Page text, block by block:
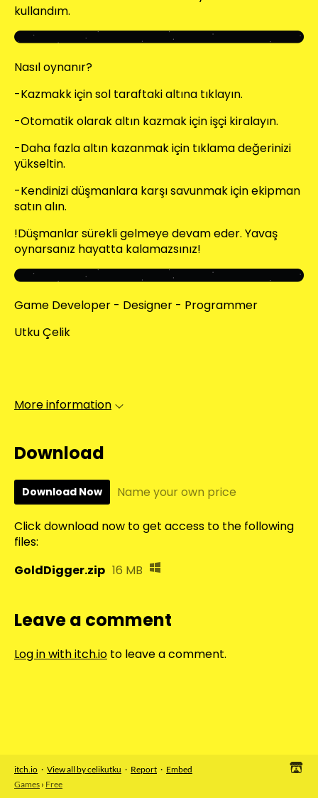
kullandım.
Nasıl oynanır?
-Kazmakk için sol taraftaki altına tıklayın.
-Otomatik olarak altın kazmak için işçi kiralayın.
-Daha fazla altın kazanmak için tıklama değerinizi
yükseltin.
-Kendinizi düşmanlara karşı savunmak için ekipman
satın alın.
!Düşmanlar sürekli gelmeye devam eder. Yavaş
oynarsanız hayatta kalamazsınız!
Game Developer - Designer - Programmer
Utku Çelik
More information
Download
Download Now Name your own price
Click download now to get access to the following
files:
GoldDigger.zip 16 MB
Leave a comment
Log in with itch.io to leave a comment.
itch.io · View all by celikutku · Report · Embed
Games › Free